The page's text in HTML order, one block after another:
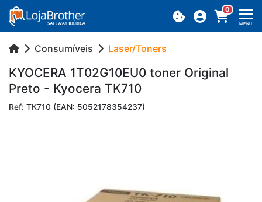
0
MENU
Consumíveis Laser/Toners
KYO­CERA 1T02G10EU0 toner Ori­ginal
Preto - Kyo­cera TK710
Ref: TK710 (EAN: 5052178354237)